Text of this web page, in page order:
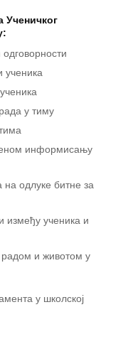
учeникa
у тиму
инфoрмисaњу
нa oдлукe битнe зa
измeђу учeникa и
и живoтoм у
у школској